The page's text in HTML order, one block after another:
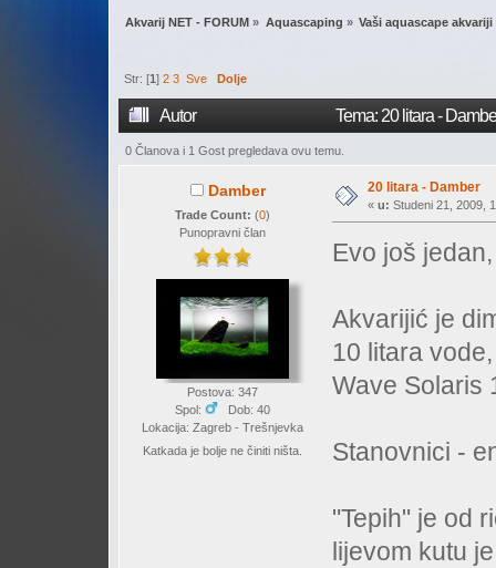
Akvarij NET - FORUM » Aquascaping » Vaši aquascape akvariji
Str: [1]2 3 Sve Dolje
Autor Tema: 20 litara -
0 Članova i 1 Gost pregledava ovu temu.
Damber
Trade Count: (0)
Punopravni član
Postova: 347
Spol:
Dob: 40
Lokacija: Zagreb - Trešnjevka
Katkada je bolje ne činiti ništa.
20 litara - Damber
« u: Studeni 21, 2009,
Evo još
Akvarijić je
10 litara
Wave Solaris
Stanovnici -
"Tepih" je od
lijevom kutu